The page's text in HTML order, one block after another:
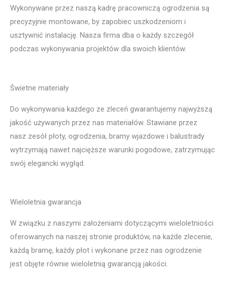
Wykonywane przez naszą kadrę pracowniczą ogrodzenia są
precyzyjnie montowane, by zapobiec uszkodzeniom i
usztywnić instalację. Nasza firma dba o każdy szczegół
podczas wykonywania projektów dla swoich klientów.
Świetne materiały
Do wykonywania każdego ze zleceń gwarantujemy najwyższą
jakość używanych przez nas materiałów. Stawiane przez
nasz zesół płoty, ogrodzenia, bramy wjazdowe i balustrady
wytrzymają nawet najcięższe warunki pogodowe, zatrzymując
swój elegancki wygłąd.
Wieloletnia gwarancja
W związku z naszymi założeniami dotyczącymi wieloletniości
oferowanych na naszej stronie produktów, na każde zlecenie,
każdą bramę, każdy płot i wykonane przez nas ogrodzenie
jest objęte równie wieloletnią gwarancją jakości.